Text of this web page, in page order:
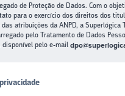
de Proteção de Dados. Com o
para o exercício dos direitos dos
atribuições da ANPD, a Superlógica
pelo Tratamento de Dados
disponível pelo e-mail